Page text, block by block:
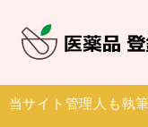
当サイト管理人も執